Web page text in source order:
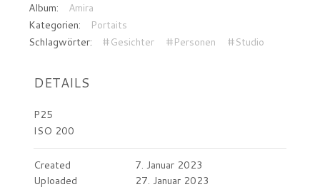
Album:
Amira
Kategorien:
Portaits
Schlagwörter:
#Gesichter #Personen #Studio
DETAILS
P25
ISO 200
Created
7. Januar 2023
Uploaded
27. Januar 2023